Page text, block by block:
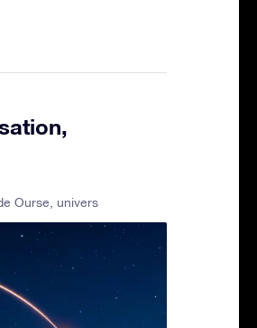
Ourse, univers